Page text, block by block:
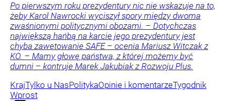
Po pierwszym roku prezydentury nic nie wskazuje na to,
żeby Karol Nawrocki wyciszył spory między dwoma
zwaśnionymi politycznymi obozami. – Dotychczas
największą hańbą na karcie jego prezydentury jest
chyba zawetowanie SAFE – ocenia Mariusz Witczak z
KO. – Mamy głowę państwa, z której możemy być
dumni – kontruje Marek Jakubiak z Rozwoju Plus.
KrajTylko u NasPolitykaOpinie i komentarzeTygodnik
Wprost